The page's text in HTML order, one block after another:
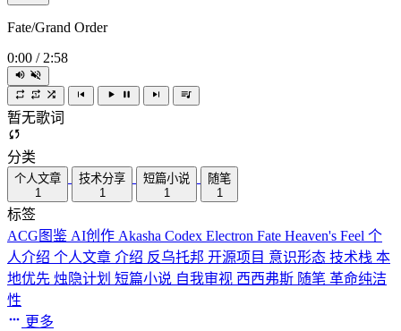
Fate/Grand Order
0:00 / 2:58
暂无歌词
分类
个人文章
1
技术分享
1
短篇小说
1
随笔
1
标签
ACG图鉴 AI创作 Akasha Codex Electron Fate Heaven's Feel 个
人介绍 个人文章 介绍 反乌托邦 开源项目 意识形态 技术栈 本
地优先 烛隐计划 短篇小说 自我审视 西西弗斯 随笔 革命纯洁
性
更多